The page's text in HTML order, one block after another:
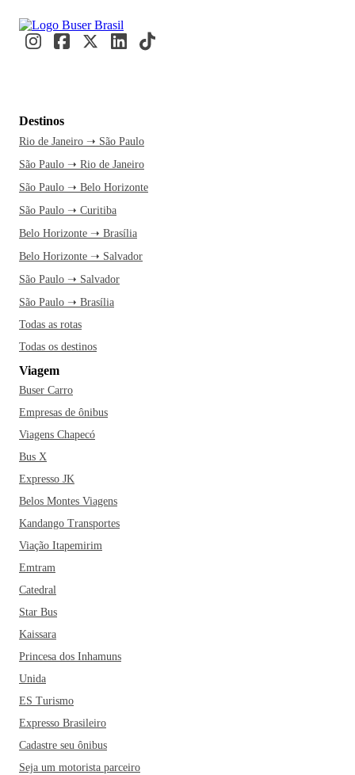
Destinos
Rio de Janeiro ➝ São Paulo
São Paulo ➝ Rio de Janeiro
São Paulo ➝ Belo Horizonte
São Paulo ➝ Curitiba
Belo Horizonte ➝ Brasília
Belo Horizonte ➝ Salvador
São Paulo ➝ Salvador
São Paulo ➝ Brasília
Todas as rotas
Todas os destinos
Viagem
Buser Carro
Empresas de ônibus
Viagens Chapecó
Bus X
Expresso JK
Belos Montes Viagens
Kandango Transportes
Viação Itapemirim
Emtram
Catedral
Star Bus
Kaissara
Princesa dos Inhamuns
Unida
ES Turismo
Expresso Brasileiro
Cadastre seu ônibus
Seja um motorista parceiro